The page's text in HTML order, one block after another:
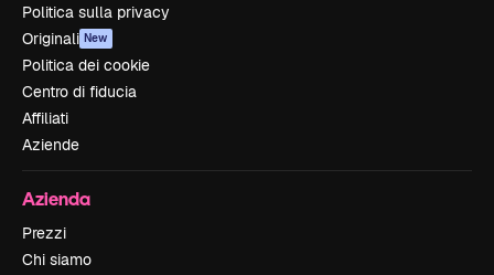
Politica sulla privacy
Originali New
Politica dei cookie
Centro di fiducia
Affiliati
Aziende
Azienda
Prezzi
Chi siamo